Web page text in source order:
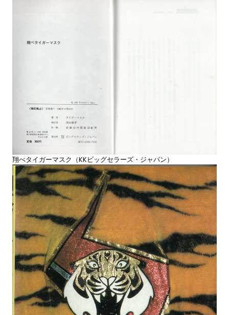
翔べタイガーマスク（KKビッグセラーズ・ジャパン）